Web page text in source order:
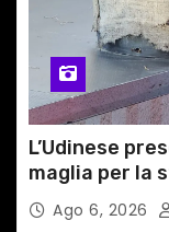
o
l
i
L’Udinese
maglia per la
Ago 6, 2026